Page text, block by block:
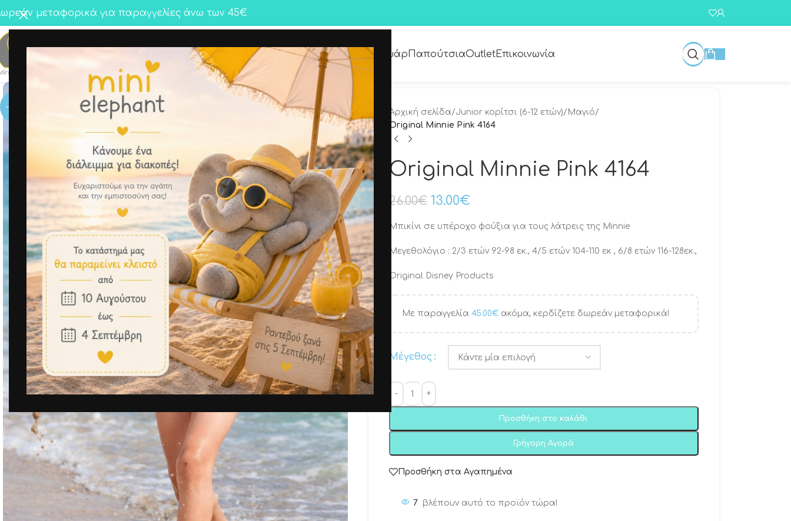
μεταφορικά για παραγγελίες άνω των 45€
ΚορίτσιΑγόρι Twins Premium Collection Αξεσουάρ ΠαπούτσιαOutletΕπικοινωνία
-50%
Αρχική σελίδα/Junior κορίτσι (6-12 ετών)/ Μαγιό/
Original Minnie Pink 4164
Original Minnie Pink 4164
26.00€ 13.00€
Μπικίνι σε υπέροχο φούξια για τους λάτρεις της Minnie
Μεγεθολόγιο : 2/3 ετών 92-98 εκ., 4/5 ετών 104-110 εκ , 6/8 ετών 116-128εκ.,
Original Disney Products
Με παραγγελία 45.00€ακόμα, κερδίζετε δωρεάν μεταφορικά!
Μέγεθος
Προσθήκη στο καλάθι
Γρήγορη Αγορά
Προσθήκη στα Αγαπημένα
7 βλέπουν αυτό το προϊόν τώρα!